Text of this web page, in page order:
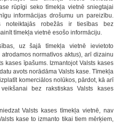
rūpīgi seko tīmekļa vietnē sniegtajai
informācijas drošumu un pareizību.
noteiktajās robežās ir tiesības bez
tīmekļa vietnē esošo informāciju.
uz šajā tīmekļa vietnē ievietoto
normatīvos aktus), arī dizainu
kases īpašums. Izmantojot Valsts kases
avots norādāma Valsts kase. Tīmekļa
komerciālos nolūkos, pārdot, kā arī
bez rakstiskas Valsts kases
Valsts kases tīmekļa vietnē, nav
kase to izmanto tikai tiem mērķiem,